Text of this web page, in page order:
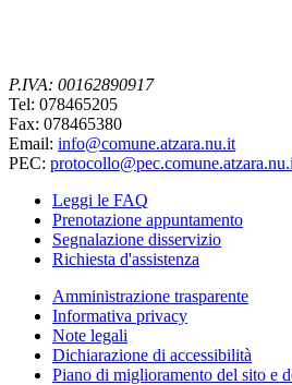
P.IVA: 00162890917
Tel: 078465205
Fax: 078465380
Email: info@comune.atzara.nu.it
PEC:
Leggi le FAQ
Prenotazione appuntamento
Segnalazione disservizio
Richiesta d'assistenza
Amministrazione trasparente
Informativa privacy
Note legali
Dichiarazione di accessibilità
Piano di miglioramento del sito e